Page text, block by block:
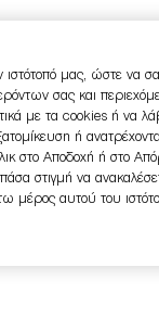
ιστότοπό μας, ώστε να
σας και
με τα cookies ή να
ή
στο Αποδοχή ή στο
στιγμή να
μέρος αυτού του